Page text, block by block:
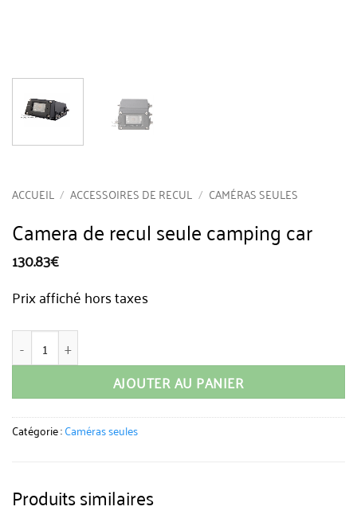
ACCUEIL / ACCESSOIRES DE RECUL / CAMÉRAS SEULES
Camera de recul seule camping car
130.83€
Prix affiché hors taxes
quantité de Camera de recul seule camping car
AJOUTER AU PANIER
Catégorie :Caméras seules
Produits similaires